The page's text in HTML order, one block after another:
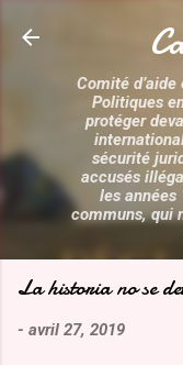
Comité
Politiques
protéger
sécurité
accusés
les années
communs, qui
La historia no se
- avril 27, 2019